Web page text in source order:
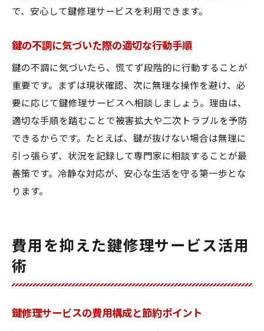
で、安心して鍵修理サービスを利用できます。
鍵の不調に気づいた際の適切な行動手順
鍵の不調に気づいたら、慌てず段階的に行動することが
重要です。まずは現状確認、次に無理な操作を避け、必
要に応じて鍵修理サービスへ相談しましょう。理由は、
適切な手順を踏むことで被害拡大や二次トラブルを予防
できるからです。たとえば、鍵が抜けない場合は無理に
引っ張らず、状況を記録して専門家に相談することが最
善策です。冷静な対応が、安心な生活を守る第一歩とな
ります。
費用を抑えた鍵修理サービス活用
術
鍵修理サービスの費用構成と節約ポイント